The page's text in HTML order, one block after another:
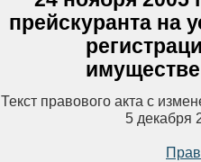
прейскуранта на
Текст правового акта с
5 декабря